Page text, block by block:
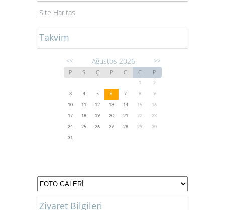
Site Haritası
Takvim
<< Ağustos 2026 >>
P S Ç P C C P
1
2
3
4 5 6 7 8
9
10
11 12 13 14 15
16
17
18 19 20 21 22
23
24
25 26 27 28 29
30
31
Ziyaret Bilgileri